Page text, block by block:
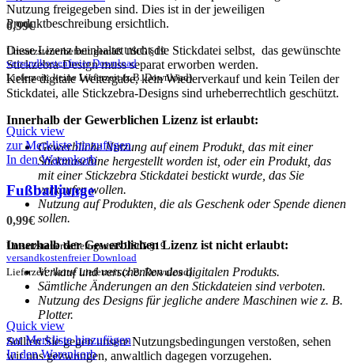
Nutzung freigegeben sind. Dies ist in der jeweiligen
Produktbeschreibung ersichtlich.
Diese Lizenz beinhaltet nicht die Stickdatei selbst, das gewünschte
Stickzebra-Design muss separat erworben werden.
Keine digitale Weitergabe, kein Wiederverkauf und kein Teilen der
Stickdatei, alle Stickzebra-Designs sind urheberrechtlich geschützt.
Innerhalb der Gewerblichen Lizenz ist erlaubt:
Gewerbliche Nutzung auf einem Produkt, das mit einer
Stickmaschine hergestellt worden ist, oder ein Produkt, das
mit einer Stickzebra Stickdatei bestickt wurde, das Sie
verkaufen wollen.
Nutzung auf Produkten, die als Geschenk oder Spende dienen
sollen.
Innerhalb der Gewerblichen Lizenz ist nicht erlaubt:
Verkauf und verschenken des digitalen Produkts.
Sämtliche Änderungen an den Stickdateien sind verboten.
Nutzung des Designs für jegliche andere Maschinen wie z. B.
Plotter.
Sollten Sie gegen unsere Nutzungsbedingungen verstoßen, sehen
wir uns gezwungen, anwaltlich dagegen vorzugehen.
0,99€
Umsatzsteuerbefreit gemäß UStG §19
versandkostenfreier Download
Lieferzeit: keine Lieferzeit (z.B. Download)
Quick view
zur Merkliste hinzufügen
In den Warenkorb
Fußballjunge
0,99€
Umsatzsteuerbefreit gemäß UStG §19
versandkostenfreier Download
Lieferzeit: keine Lieferzeit (z.B. Download)
Quick view
zur Merkliste hinzufügen
In den Warenkorb